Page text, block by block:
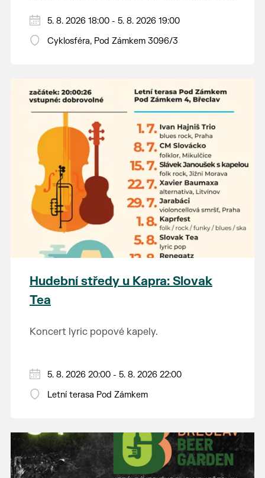
Hraje se jen za příznivého počasí.
Vstupné dobrovolné.
5. 8. 2026 18:00 - 5. 8. 2026 19:00
Cyklosféra, Pod Zámkem 3096/3
Hudební středy u Kapra: Slovak
Tea
Koncert lyric popové kapely.
5. 8. 2026 20:00 - 5. 8. 2026 22:00
Letní terasa Pod Zámkem